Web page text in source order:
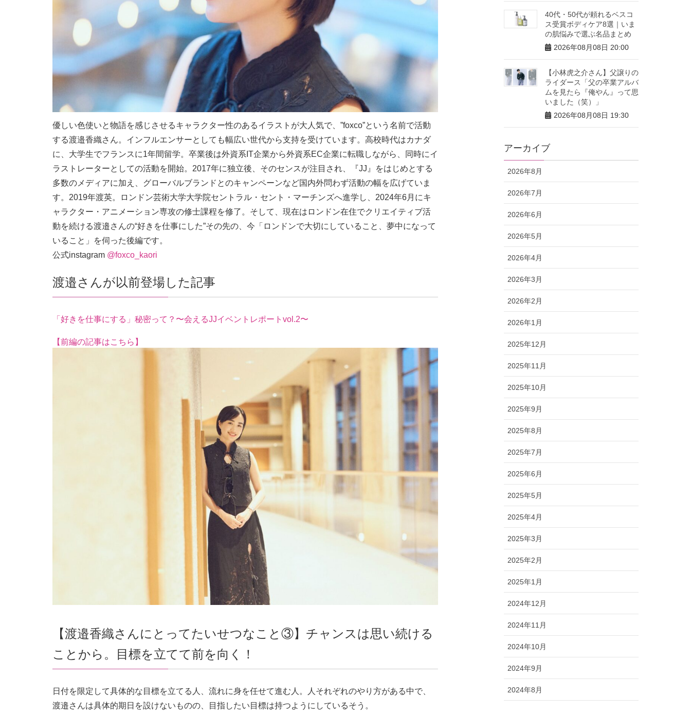
優しい色使いと物語を感じさせるキャラクター性のあるイラストが大人気で、”foxco”という名前で活動
する渡邉香織さん。インフルエンサーとしても幅広い世代から支持を受けています。高校時代はカナダ
に、大学生でフランスに1年間留学。卒業後は外資系IT企業から外資系EC企業に転職しながら、同時にイ
ラストレーターとしての活動を開始。2017年に独立後、そのセンスが注目され、『JJ』をはじめとする
多数のメディアに加え、グローバルブランドとのキャンペーンなど国内外問わず活動の幅を広げていま
す。2019年渡英。ロンドン芸術大学大学院セントラル・セント・マーチンズへ進学し、2024年6月にキ
ャラクター・アニメーション専攻の修士課程を修了。そして、現在はロンドン在住でクリエイティブ活
動を続ける渡邉さんの“好きを仕事にした”その先の、今「ロンドンで大切にしていること、夢中になって
いること」を伺った後編です。
公式instagram @foxco_kaori
渡邉さんが以前登場した記事
「好きを仕事にする」秘密って？〜会えるJJイベントレポートvol.2〜
【前編の記事はこちら】
【渡邉香織さんにとってたいせつなこと③】チャンスは思い続ける
ことから。目標を立てて前を向く！
日付を限定して具体的な目標を立てる人、流れに身を任せて進む人。人それぞれのやり方がある中で、
渡邉さんは具体的期日を設けないものの、目指したい目標は持つようにしているそう。
40代・50代が頼れるベスコ
ス受賞ボディケア8選｜いま
の肌悩みで選ぶ名品まとめ
2026年08月08日 20:00
【小林虎之介さん】父譲りの
ライダース「父の卒業アルバ
ムを見たら『俺やん』って思
いました（笑）」
2026年08月08日 19:30
アーカイブ
2026年8月
2026年7月
2026年6月
2026年5月
2026年4月
2026年3月
2026年2月
2026年1月
2025年12月
2025年11月
2025年10月
2025年9月
2025年8月
2025年7月
2025年6月
2025年5月
2025年4月
2025年3月
2025年2月
2025年1月
2024年12月
2024年11月
2024年10月
2024年9月
2024年8月